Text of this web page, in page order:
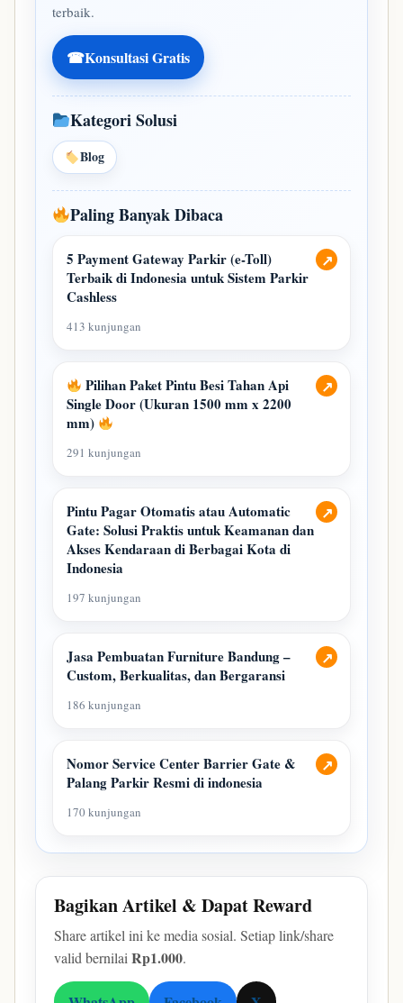
terbaik.
☎Konsultasi Gratis
Kategori Solusi
Blog
Paling Banyak Dibaca
↗
5 Payment Gateway Parkir (e-Toll)
Terbaik di Indonesia untuk Sistem Parkir
Cashless
413 kunjungan
↗
Pilihan Paket Pintu Besi Tahan Api
Single Door (Ukuran 1500 mm x 2200
mm)
291 kunjungan
↗
Pintu Pagar Otomatis atau Automatic
Gate: Solusi Praktis untuk Keamanan dan
Akses Kendaraan di Berbagai Kota di
Indonesia
197 kunjungan
↗
Jasa Pembuatan Furniture Bandung –
Custom, Berkualitas, dan Bergaransi
186 kunjungan
↗
Nomor Service Center Barrier Gate &
Palang Parkir Resmi di indonesia
170 kunjungan
Bagikan Artikel & Dapat Reward
Share artikel ini ke media sosial. Setiap link/share
valid bernilaiRp1.000.